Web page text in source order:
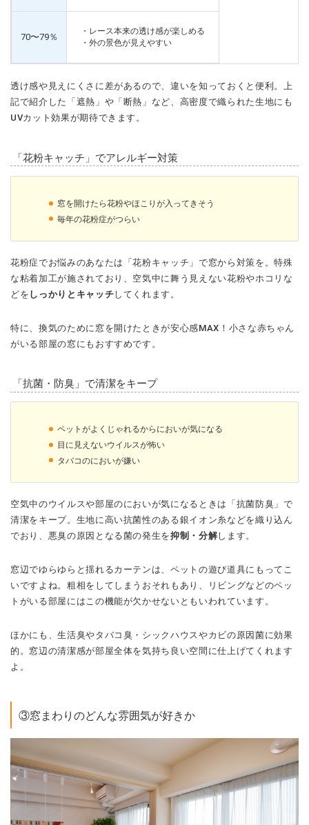
70〜79％
・レース本来の透け感が楽しめる
・外の景色が見えやすい
透け感や見えにくさに差があるので、違いを知っておくと便利。上
記で紹介した「遮熱」や「断熱」など、高密度で織られた生地にも
UVカット効果が期待できます。
「花粉キャッチ」でアレルギー対策
窓を開けたら花粉やほこりが入ってきそう
毎年の花粉症がつらい
花粉症でお悩みのあなたは「花粉キャッチ」で窓から対策を。特殊
な粘着加工が施されており、空気中に舞う見えない花粉やホコリな
どを しっかりとキャッチしてくれます。
特に、換気のために窓を開けたときが安心感MAX！小さな赤ちゃん
がいる部屋の窓にもおすすめです。
「抗菌・防臭」で清潔をキープ
ペットがよくじゃれるからにおいが気になる
目に見えないウイルスが怖い
タバコのにおいが嫌い
空気中のウイルスや部屋のにおいが気になるときは「抗菌防臭」で
清潔をキープ。生地に高い抗菌性のある銀イオン糸などを織り込ん
でおり、悪臭の原因となる菌の発生を抑制・分解します。
窓辺でゆらゆらと揺れるカーテンは、ペットの遊び道具にもってこ
いですよね。粗相をしてしまうおそれもあり、リビングなどのペッ
トがいる部屋にはこの機能が欠かせないともいわれています。
ほかにも、生活臭やタバコ臭・シックハウスやカビの原因菌に効果
的。窓辺の清潔感が部屋全体を気持ち良い空間に仕上げてくれます
よ。
③窓まわりのどんな雰囲気が好きか